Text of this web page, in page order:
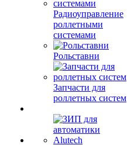
Радиоуправление
роллетными
системами
Рольставни
Запчасти для
роллетных систем